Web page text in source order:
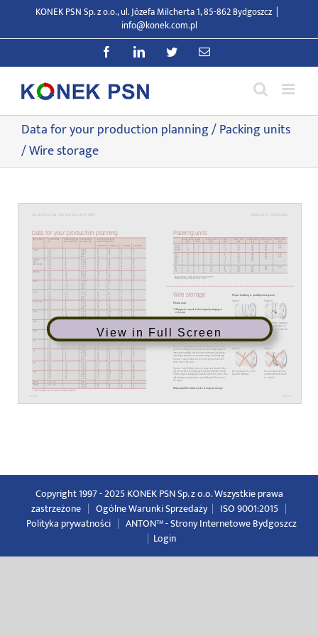
zawartości
KONEK PSN Sp. z o.o., ul. Józefa Milcherta 1, 85-862 Bydgoszcz |
info@konek.com.pl
FacebookLinkedInTwitterE-
Data for your production planning / Packing units
/ Wire storage
View in Full Screen
Copyright 1997 - 2025 KONEK PSN Sp. z o.o. Wszystkie prawa
zastrzeżone | Ogólne Warunki Sprzedaży | ISO 9001:2015 |
Polityka prywatności | ANTON™ -Strony Internetowe Bydgoszcz
| Login